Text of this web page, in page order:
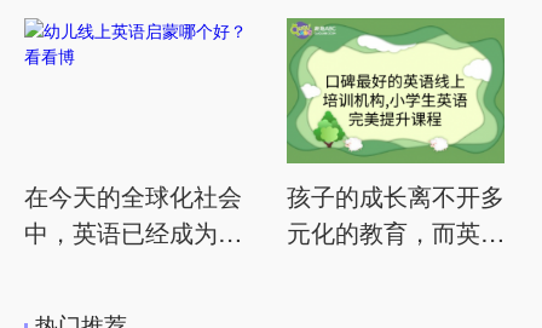
趣和学习进度，自由选择合
适的课程。阿
机构的视角，对一些著名的
英语补习机构进行分析，帮
助家长做出更明智的选择。
1. 趣趣ABC 优势： 趣味教
学方法： 趣趣ABC采用趣
味教学方法，通过游戏、歌
曲和故事等方式，激发孩子
的学习兴趣，让学习变得有
趣。 专业教师团队： 趣趣
在今天的全球化社会
中，英语已经成为一
孩子的成长离不开多
元化的教育，而英语